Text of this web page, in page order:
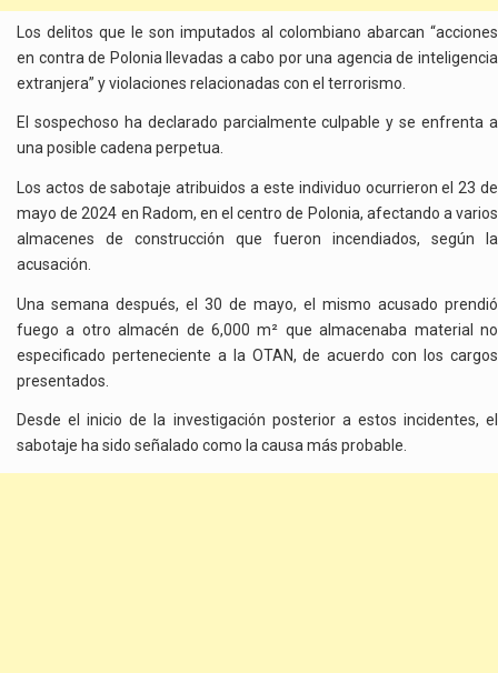
Los delitos que le son imputados al colombiano abarcan “acciones
en contra de Polonia llevadas a cabo por una agencia de inteligencia
extranjera” y violaciones relacionadas con el terrorismo.
El sospechoso ha declarado parcialmente culpable y se enfrenta a
una posible cadena perpetua.
Los actos de sabotaje atribuidos a este individuo ocurrieron el 23 de
mayo de 2024 en Radom, en el centro de Polonia, afectando a varios
almacenes de construcción que fueron incendiados, según la
acusación.
Una semana después, el 30 de mayo, el mismo acusado prendió
fuego a otro almacén de 6,000 m² que almacenaba material no
especificado perteneciente a la OTAN, de acuerdo con los cargos
presentados.
Desde el inicio de la investigación posterior a estos incidentes, el
sabotaje ha sido señalado como la causa más probable.